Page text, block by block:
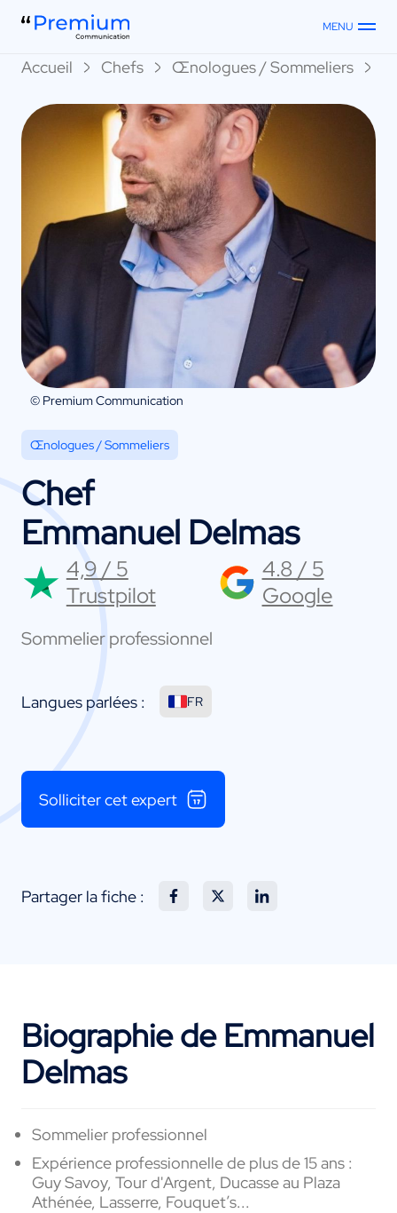
MENU
Accueil Chefs Œnologues / Sommeliers
© Premium Communication
Œnologues / Sommeliers
Chef
Emmanuel Delmas
4,9 / 5
Trustpilot
4.8 / 5
Google
Sommelier professionnel
Langues parlées : FR
Solliciter cet expert
Partager la fiche :
Biographie de Emmanuel
Delmas
Sommelier professionnel
Expérience professionnelle de plus de 15 ans :
Guy Savoy, Tour d'Argent, Ducasse au Plaza
Athénée, Lasserre, Fouquet’s...